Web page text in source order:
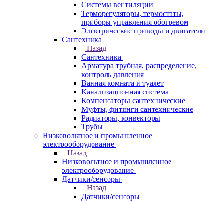
Системы вентиляции
Терморегуляторы, термостаты,
приборы управления обогревом
Электрические приводы и двигатели
Сантехника
Назад
Сантехника
Арматура трубная, распределение,
контроль давления
Ванная комната и туалет
Канализационная система
Компенсаторы сантехнические
Муфты, фитинги сантехнические
Радиаторы, конвекторы
Трубы
Низковольтное и промышленное
электрооборудование
Назад
Низковольтное и промышленное
электрооборудование
Датчики/сенсоры
Назад
Датчики/сенсоры